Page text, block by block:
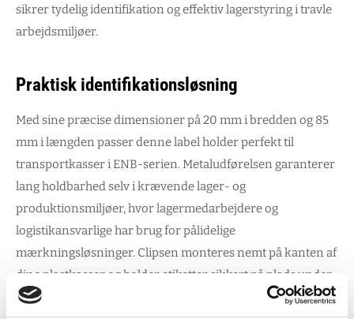
sikrer tydelig identifikation og effektiv lagerstyring i travle
arbejdsmiljøer.
Praktisk identifikationsløsning
Med sine præcise dimensioner på 20 mm i bredden og 85
mm i længden passer denne label holder perfekt til
transportkasser i ENB-serien. Metaludførelsen garanterer
lang holdbarhed selv i krævende lager- og
produktionsmiljøer, hvor lagermedarbejdere og
logistikansvarlige har brug for pålidelige
mærkningsløsninger. Clipsen monteres nemt på kanten af
dine plastkasser og holder etiketter sikkert på plads under
transport og håndtering.